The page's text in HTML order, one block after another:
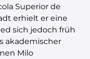
Superior de
erhielt er eine
sich jedoch früh
akademischer
Milo